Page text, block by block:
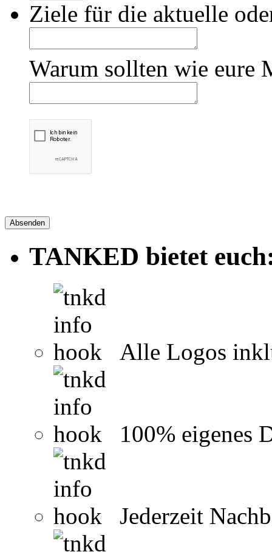
Ziele für die aktuelle
Warum sollten wie eure
Absenden
TANKED bietet
Alle Logos
100% eigenes
Jederzeit